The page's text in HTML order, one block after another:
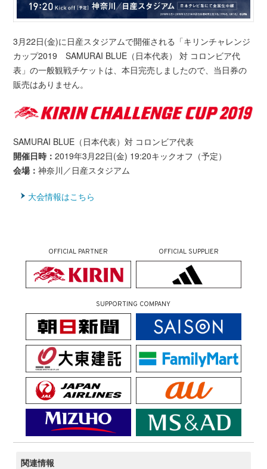
3月22日(金)に日産スタジアムで開催される「キリンチャレンジ
カップ2019 SAMURAI BLUE（日本代表） 対 コロンビア代
表」の一般観戦チケットは、本日完売しましたので、当日券の
販売はありません。
SAMURAI BLUE（日本代表）対 コロンビア代表
開催日時：2019年3月22日(金) 19:20キックオフ（予定）
会場：神奈川／日産スタジアム
大会情報はこちら
OFFICIAL PARTNER OFFICIAL SUPPLIER
SUPPORTING COMPANY
関連情報